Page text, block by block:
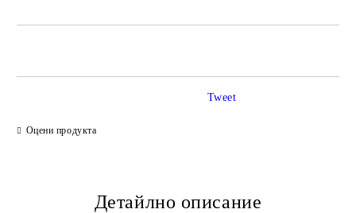
Оцени продукта
Tweet
Детайлно описание